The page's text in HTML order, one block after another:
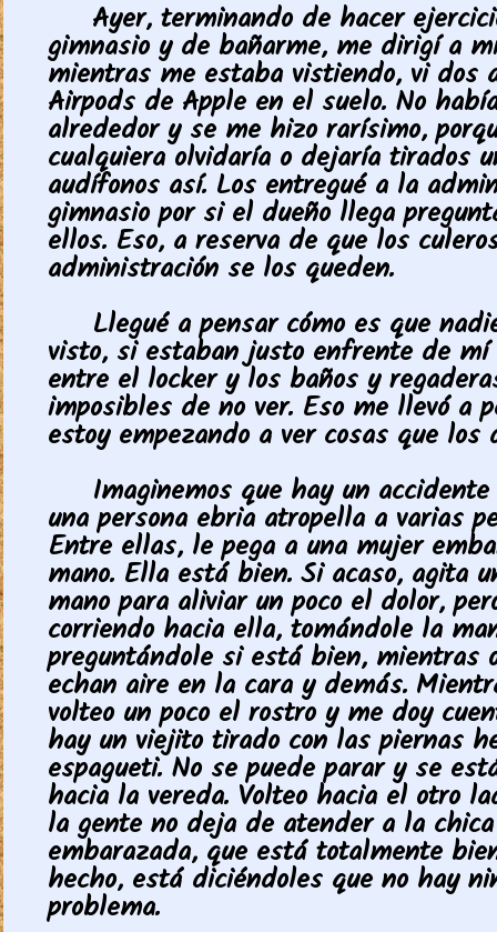
Ayer, terminando de hacer
gimnasio y de bañarme, me dirigí a
mientras me estaba vistiendo, vi dos
Airpods de Apple en el suelo. No
alrededor y se me hizo rarísimo,
cualquiera olvidaría o dejaría tirados
audífonos así. Los entregué a la
gimnasio por si el dueño llega
ellos. Eso, a reserva de que los
administración se los queden.
Llegué a pensar cómo es que
visto, si estaban justo enfrente de mí
entre el locker y los baños y
imposibles de no ver. Eso me llevó a
estoy empezando a ver cosas que los
Imaginemos que hay un
una persona ebria atropella a varias
Entre ellas, le pega a una mujer
mano. Ella está bien. Si acaso, agita
mano para aliviar un poco el dolor,
corriendo hacia ella, tomándole la
preguntándole si está bien, mientras
echan aire en la cara y demás.
volteo un poco el rostro y me doy
hay un viejito tirado con las piernas
espagueti. No se puede parar y se
hacia la vereda. Volteo hacia el otro
la gente no deja de atender a la chica
embarazada, que está totalmente
hecho, está diciéndoles que no hay
problema.